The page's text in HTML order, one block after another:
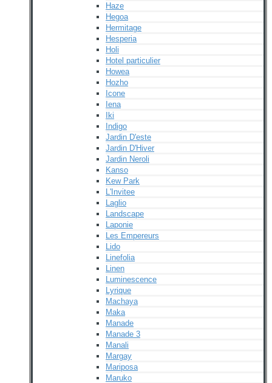
Haze
Hegoa
Hermitage
Hesperia
Holi
Hotel particulier
Howea
Hozho
Icone
Iena
Iki
Indigo
Jardin D'este
Jardin D'Hiver
Jardin Neroli
Kanso
Kew Park
L'Invitee
Laglio
Landscape
Laponie
Les Empereurs
Lido
Linefolia
Linen
Luminescence
Lyrique
Machaya
Maka
Manade
Manade 3
Manali
Margay
Mariposa
Maruko